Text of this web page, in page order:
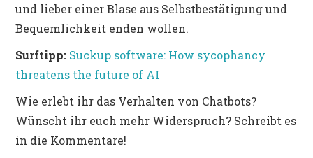
und lieber einer Blase aus Selbstbestätigung und
Bequemlichkeit enden wollen.
Surftipp: Suckup software: How sycophancy
threatens the future of AI
Wie erlebt ihr das Verhalten von Chatbots?
Wünscht ihr euch mehr Widerspruch? Schreibt es
in die Kommentare!